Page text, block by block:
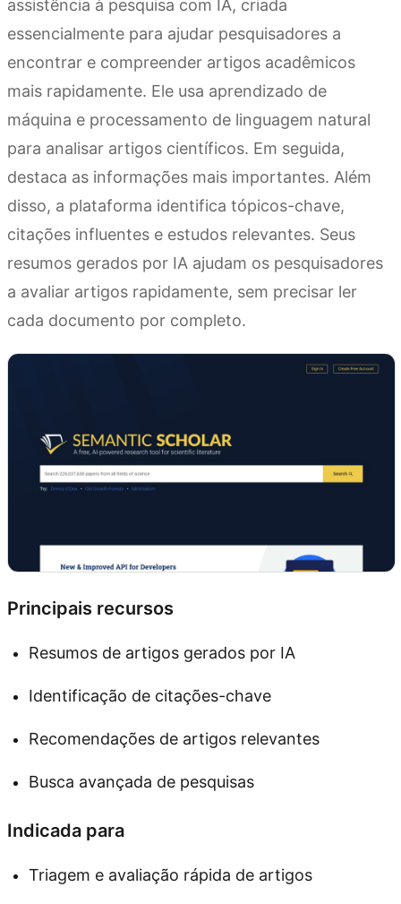
assistência à pesquisa com IA, criada
essencialmente para ajudar pesquisadores a
encontrar e compreender artigos acadêmicos
mais rapidamente. Ele usa aprendizado de
máquina e processamento de linguagem natural
para analisar artigos científicos. Em seguida,
destaca as informações mais importantes. Além
disso, a plataforma identifica tópicos-chave,
citações influentes e estudos relevantes. Seus
resumos gerados por IA ajudam os pesquisadores
a avaliar artigos rapidamente, sem precisar ler
cada documento por completo.
Principais recursos
Resumos de artigos gerados por IA
Identificação de citações-chave
Recomendações de artigos relevantes
Busca avançada de pesquisas
Indicada para
Triagem e avaliação rápida de artigos